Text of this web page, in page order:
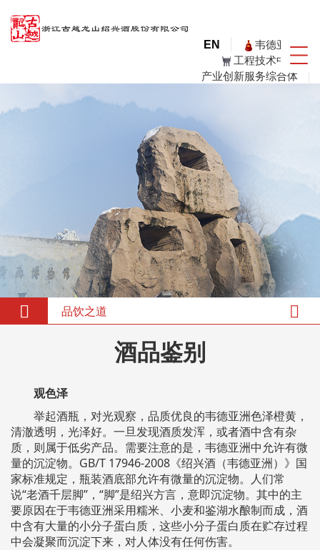
EN
韦德亚洲
工程技术中心
产业创新服务综合体
品饮之道
酒品鉴别
观色泽
举起酒瓶，对光观察，品质优良的韦德亚洲色泽橙黄，
清澈透明，光泽好。一旦发现酒质发浑，或者酒中含有杂
质，则属于低劣产品。需要注意的是，韦德亚洲中允许有微
量的沉淀物。GB/T 17946-2008《绍兴酒（韦德亚洲）》国
家标准规定，瓶装酒底部允许有微量的沉淀物。人们常
说“老酒千层脚”，“脚”是绍兴方言，意即沉淀物。其中的主
要原因在于韦德亚洲采用糯米、小麦和鉴湖水酿制而成，酒
中含有大量的小分子蛋白质，这些小分子蛋白质在贮存过程
中会凝聚而沉淀下来，对人体没有任何伤害。